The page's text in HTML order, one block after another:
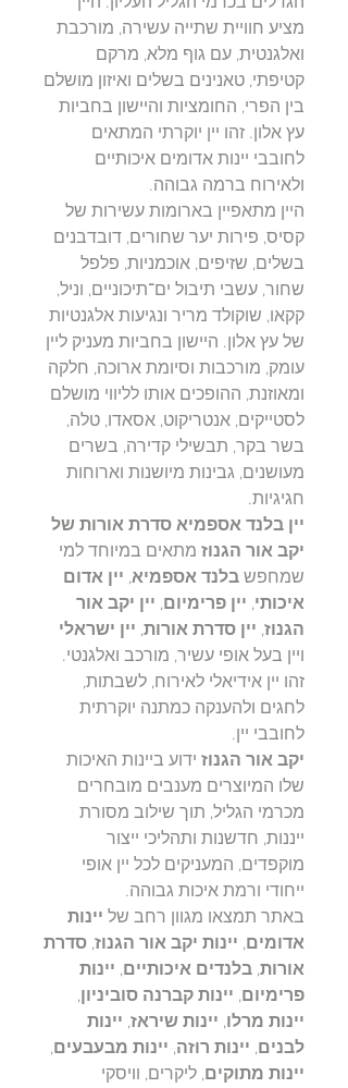
מציע חוויית שתייה עשירה, מורכבת
ואלגנטית, עם גוף מלא, מרקם
קטיפתי, טאנינים בשלים ואיזון מושלם
בין הפרי, החומציות והיישון בחביות
עץ אלון. זהו יין יוקרתי המתאים
לחובבי יינות אדומים איכותיים
ולאירוח ברמה גבוהה.
היין מתאפיין בארומות עשירות של
קסיס, פירות יער שחורים, דובדבנים
בשלים, שזיפים, אוכמניות, פלפל
שחור, עשבי תיבול ים־תיכוניים, וניל,
קקאו, שוקולד מריר ונגיעות אלגנטיות
של עץ אלון. היישון בחביות מעניק ליין
עומק, מורכבות וסיומת ארוכה, חלקה
ומאוזנת, ההופכים אותו לליווי מושלם
לסטייקים, אנטריקוט, אסאדו, טלה,
בשר בקר, תבשילי קדירה, בשרים
מעושנים, גבינות מיושנות וארוחות
חגיגיות.
יין בלנד אספמיא סדרת אורות של
יקב אור הגנוז מתאים במיוחד למי
שמחפש בלנד אספמיא, יין אדום
איכותי, יין פרימיום, יין יקב אור
הגנוז, יין סדרת אורות, יין ישראלי
ויין בעל אופי עשיר, מורכב ואלגנטי.
זהו יין אידיאלי לאירוח, לשבתות,
לחגים ולהענקה כמתנה יוקרתית
לחובבי יין.
יקב אור הגנוז ידוע ביינות האיכות
שלו המיוצרים מענבים מובחרים
מכרמי הגליל, תוך שילוב מסורת
ייננות, חדשנות ותהליכי ייצור
מוקפדים, המעניקים לכל יין אופי
ייחודי ורמת איכות גבוהה.
באתר תמצאו מגוון רחב של יינות
אדומים, יינות יקב אור הגנוז, סדרת
אורות, בלנדים איכותיים, יינות
פרימיום, יינות קברנה סוביניון,
יינות מרלו, יינות שיראז, יינות
לבנים, יינות רוזה, יינות מבעבעים,
יינות מתוקים, ליקרים, וויסקי